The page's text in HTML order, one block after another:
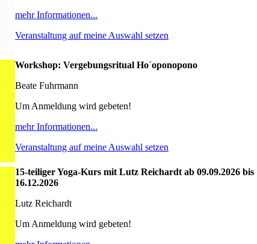
mehr Informationen...
Veranstaltung auf meine Auswahl setzen
Workshop: Vergebungsritual Ho´oponopono
Beate Fuhrmann
Um Anmeldung wird gebeten!
mehr Informationen...
Veranstaltung auf meine Auswahl setzen
15-teiliger Yoga-Kurs mit Lutz Reichardt ab 09.09.2026 bis
16.12.2026
Lutz Reichardt
Um Anmeldung wird gebeten!